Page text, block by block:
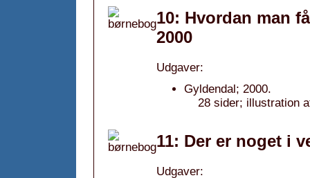
10: Hvordan man
2000
Udgaver:
Gyldendal; 2000.
28 sider; illustration
11: Der er noget i
Udgaver: